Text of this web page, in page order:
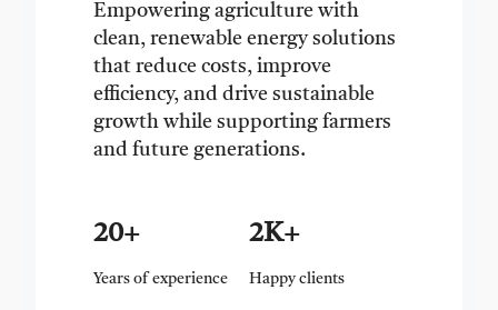
Empowering agriculture with
clean, renewable energy solutions
that reduce costs, improve
efficiency, and drive sustainable
growth while supporting farmers
and future generations.
20+
Years of experience
2K+
Happy clients